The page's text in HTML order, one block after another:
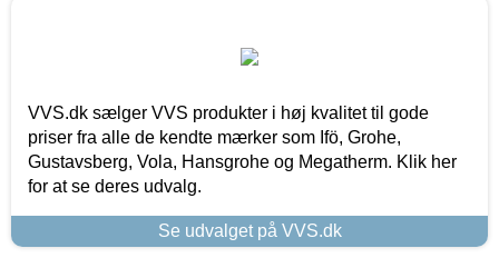
VVS.dk sælger VVS produkter i høj kvalitet til gode
priser fra alle de kendte mærker som Ifö, Grohe,
Gustavsberg, Vola, Hansgrohe og Megatherm. Klik her
for at se deres udvalg.
Se udvalget på VVS.dk